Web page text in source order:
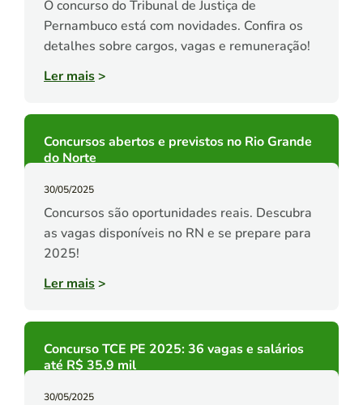
O concurso do Tribunal de Justiça de
Pernambuco está com novidades. Confira os
detalhes sobre cargos, vagas e remuneração!
Ler mais>
Concursos abertos e previstos no Rio Grande
do Norte
30/05/2025
Concursos são oportunidades reais. Descubra
as vagas disponíveis no RN e se prepare para
2025!
Ler mais>
Concurso TCE PE 2025: 36 vagas e salários
até R$ 35,9 mil
30/05/2025